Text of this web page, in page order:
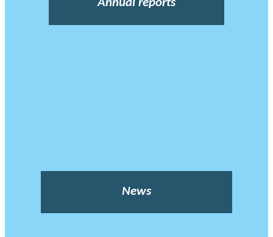
Annual reports
News